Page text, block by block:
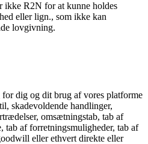
ikke R2N for at kunne holdes
eller lign., som ikke kan
lovgivning.
dig og dit brug af vores platforme
skadevoldende handlinger,
omsætningstab, tab af
tab af forretningsmuligheder, tab af
eller ethvert direkte eller